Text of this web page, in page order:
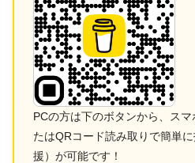
PCの方は下のボタンから、ス
たはQRコード読み取りで簡単
援）が可能です！